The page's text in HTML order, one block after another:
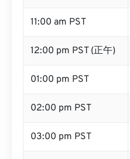
11:00 am PST
12:00 pm PST (正午)
01:00 pm PST
02:00 pm PST
03:00 pm PST